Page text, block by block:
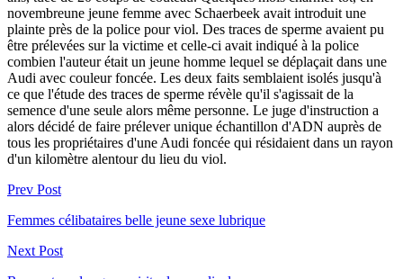
novembreune jeune femme avec Schaerbeek avait introduit une
plainte près de la police pour viol. Des traces de sperme avaient pu
être prélevées sur la victime et celle-ci avait indiqué à la police
combien l'auteur était un jeune homme lequel se déplaçait dans une
Audi avec couleur foncée. Les deux faits semblaient isolés jusqu'à
ce que l'étude des traces de sperme révèle qu'il s'agissait de la
semence d'une seule alors même personne. Le juge d'instruction a
alors décidé de faire prélever unique échantillon d'ADN auprès de
tous les propriétaires d'une Audi foncée qui résidaient dans un rayon
d'un kilomètre alentour du lieu du viol.
Prev Post
Femmes célibataires belle jeune sexe lubrique
Next Post